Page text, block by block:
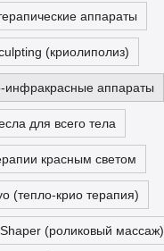
аппараты
(криолиполиз)
инфракрасные аппараты
для всего тела
красным светом
(тепло-крио терапия)
(роликовый массаж)